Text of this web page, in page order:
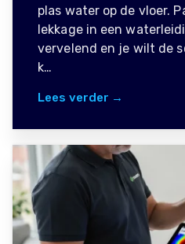
plas water op de vloer.
lekkage in een
vervelend en je wilt de
k…
Lees verder →